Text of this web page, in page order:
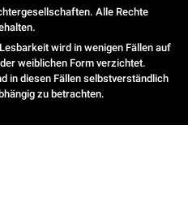
Alle Rechte
wird in wenigen Fällen auf
weiblichen Form verzichtet.
in diesen Fällen selbstverständlich
zu betrachten.